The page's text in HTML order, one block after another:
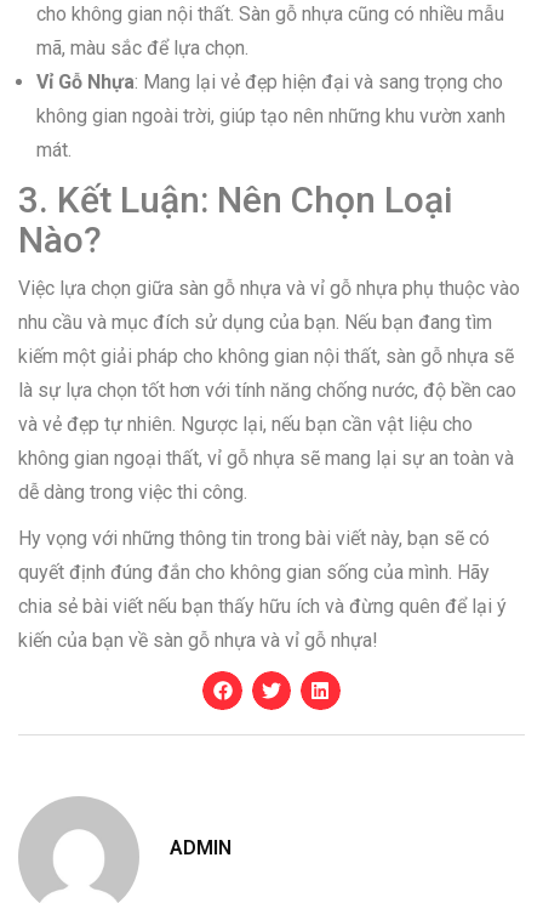
cho không gian nội thất. Sàn gỗ nhựa cũng có nhiều mẫu
mã, màu sắc để lựa chọn.
Vỉ Gỗ Nhựa: Mang lại vẻ đẹp hiện đại và sang trọng cho
không gian ngoài trời, giúp tạo nên những khu vườn xanh
mát.
3. Kết Luận: Nên Chọn Loại
Nào?
Việc lựa chọn giữa sàn gỗ nhựa và vỉ gỗ nhựa phụ thuộc vào
nhu cầu và mục đích sử dụng của bạn. Nếu bạn đang tìm
kiếm một giải pháp cho không gian nội thất, sàn gỗ nhựa sẽ
là sự lựa chọn tốt hơn với tính năng chống nước, độ bền cao
và vẻ đẹp tự nhiên. Ngược lại, nếu bạn cần vật liệu cho
không gian ngoại thất, vỉ gỗ nhựa sẽ mang lại sự an toàn và
dễ dàng trong việc thi công.
Hy vọng với những thông tin trong bài viết này, bạn sẽ có
quyết định đúng đắn cho không gian sống của mình. Hãy
chia sẻ bài viết nếu bạn thấy hữu ích và đừng quên để lại ý
kiến của bạn về sàn gỗ nhựa và vỉ gỗ nhựa!
ADMIN